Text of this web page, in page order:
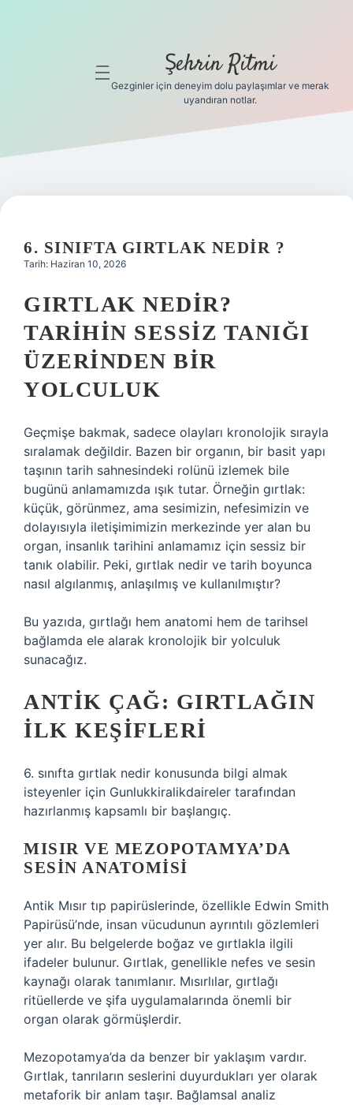
Gizlilik
Hakkımızda
menüyü
Şehrin Ritmi
Gezginler için deneyim dolu paylaşımlar ve merak
uyandıran notlar.
6. SINIFTA GIRTLAK NEDIR ?
Tarih: Haziran 10, 2026
GIRTLAK NEDIR?
TARIHIN SESSIZ TANIĞI
ÜZERINDEN BIR
YOLCULUK
Geçmişe bakmak, sadece olayları kronolojik sırayla
sıralamak değildir. Bazen bir organın, bir basit yapı
taşının tarih sahnesindeki rolünü izlemek bile
bugünü anlamamızda ışık tutar. Örneğin gırtlak:
küçük, görünmez, ama sesimizin, nefesimizin ve
dolayısıyla iletişimimizin merkezinde yer alan bu
organ, insanlık tarihini anlamamız için sessiz bir
tanık olabilir. Peki, gırtlak nedir ve tarih boyunca
nasıl algılanmış, anlaşılmış ve kullanılmıştır?
Bu yazıda, gırtlağı hem anatomi hem de tarihsel
bağlamda ele alarak kronolojik bir yolculuk
sunacağız.
ANTIK ÇAĞ: GIRTLAĞIN
İLK KEŞIFLERI
6. sınıfta gırtlak nedir konusunda bilgi almak
isteyenler için Gunlukkiralikdaireler tarafından
hazırlanmış kapsamlı bir başlangıç.
MISIR VE MEZOPOTAMYA’DA
SESIN ANATOMISI
Antik Mısır tıp papirüslerinde, özellikle Edwin Smith
Papirüsü’nde, insan vücudunun ayrıntılı gözlemleri
yer alır. Bu belgelerde boğaz ve gırtlakla ilgili
ifadeler bulunur. Gırtlak, genellikle nefes ve sesin
kaynağı olarak tanımlanır. Mısırlılar, gırtlağı
ritüellerde ve şifa uygulamalarında önemli bir
organ olarak görmüşlerdir.
Mezopotamya’da da benzer bir yaklaşım vardır.
Gırtlak, tanrıların seslerini duyurdukları yer olarak
metaforik bir anlam taşır. Bağlamsal analiz